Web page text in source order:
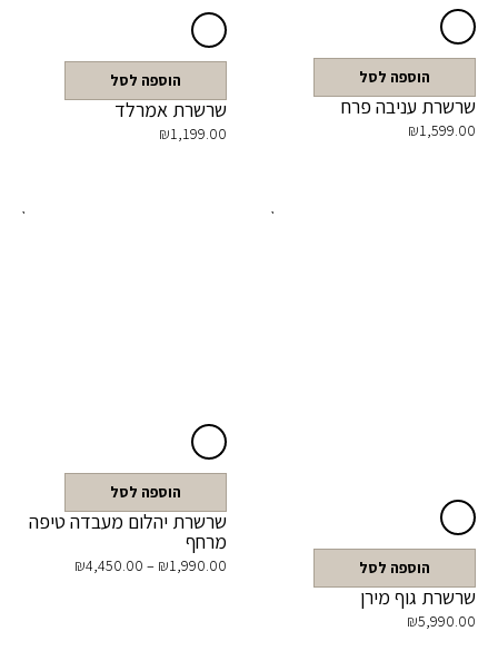
הוספה לסל
שרשרת עניבה פרח
₪1,599.00
הוספה לסל
שרשרת אמרלד
₪1,199.00
הוספה לסל
שרשרת גוף מירן
₪5,990.00
הוספה לסל
שרשרת יהלום מעבדה טיפה
מרחף
₪1,990.00
–
₪4,450.00